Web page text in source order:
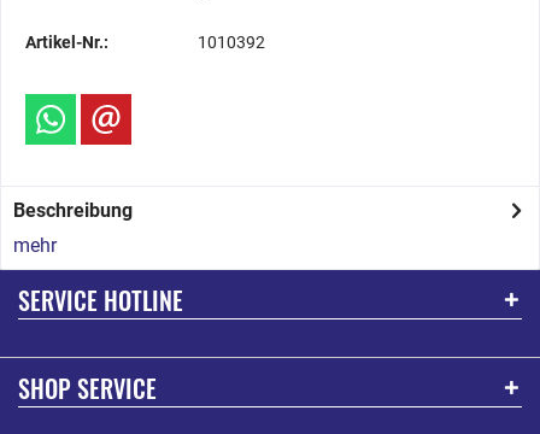
Artikel-Nr.: 1010392
Beschreibung
mehr
SERVICE HOTLINE
SHOP SERVICE